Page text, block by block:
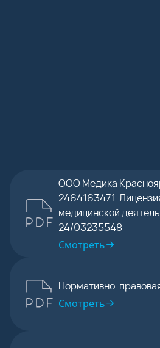
ООО Медика
2464163471.
медицинской
24/03235548
Смотреть
Нормативно-
Смотреть